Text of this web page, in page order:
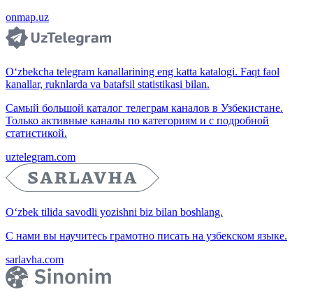
onmap.uz
O‘zbekcha telegram kanallarining eng katta katalogi. Faqt faol
kanallar, ruknlarda va batafsil statistikasi bilan.
Самый большой каталог телеграм каналов в Узбекистане.
Только активные каналы по категориям и с подробной
статистикой.
uztelegram.com
O‘zbek tilida savodli yozishni biz bilan boshlang.
С нами вы научитесь грамотно писать на узбекском языке.
sarlavha.com